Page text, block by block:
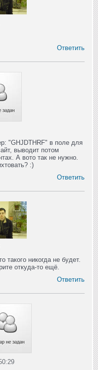
Ответить
"GHJDTHRF" в поле для
выводит потом
А вото так не нужно.
:)
Ответить
такого никогда не будет.
откуда-то ещё.
Ответить